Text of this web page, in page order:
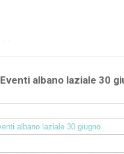
Eventi albano laziale 30